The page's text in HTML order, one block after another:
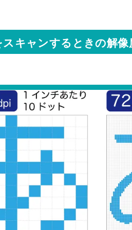
スキャンするときの解像